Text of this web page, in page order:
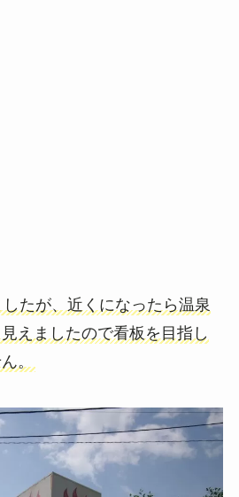
たが、近くになったら温泉
えましたので看板を目指し
。